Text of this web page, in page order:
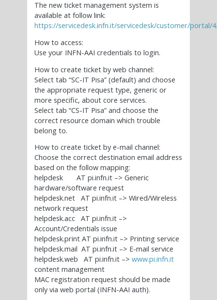
The new ticket management system is
available at follow link:
https://servicedesk.infn.it/servicedesk/customer/portal/
How to access:
Use your INFN-AAI credentials to login.
How to create ticket by web channel:
Select tab “SC-IT Pisa” (default) and choose
the appropriate request type, generic or
more specific, about core services.
Select tab “CS-IT Pisa” and choose the
correct resource domain which trouble
belong to.
How to create ticket by e-mail channel:
Choose the correct destination email address
based on the follow mapping:
helpdesk AT pi.infn.it –> Generic
hardware/software request
helpdesk.net AT pi.infn.it –> Wired/Wireless
network request
helpdesk.acc AT pi.infn.it –>
Account/Credentials issue
helpdesk.print AT pi.infn.it –> Printing service
helpdesk.mail AT pi.infn.it –> E-mail service
helpdesk.web AT pi.infn.it –> www.pi.infn.it
content management
MAC registration request should be made
only via web portal (INFN-AAI auth).